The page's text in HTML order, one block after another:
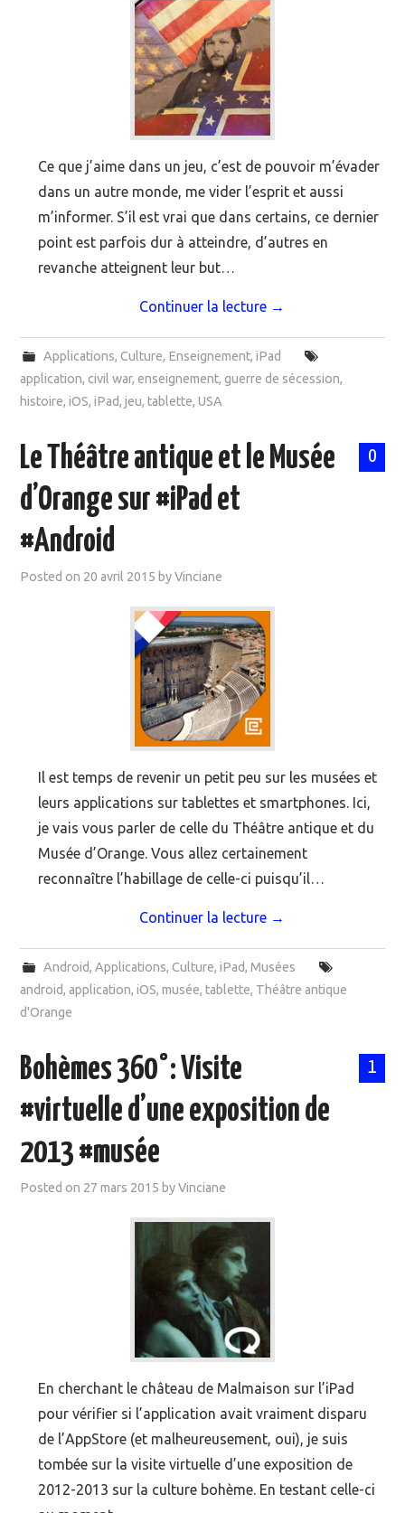
Ce que j’aime dans un jeu, c’est de pouvoir m’évader
dans un autre monde, me vider l’esprit et aussi
m’informer. S’il est vrai que dans certains, ce dernier
point est parfois dur à atteindre, d’autres en
revanche atteignent leur but…
Continuer la lecture →
Applications, Culture, Enseignement, iPad
application, civil war,enseignement,guerre de sécession,
histoire,iOS,iPad,jeu, tablette,USA
0
Le Théâtre antique et le Musée
d’Orange sur #iPad et
#Android
Posted on 20 avril 2015 byVinciane
Il est temps de revenir un petit peu sur les musées et
leurs applications sur tablettes et smartphones. Ici,
je vais vous parler de celle du Théâtre antique et du
Musée d’Orange. Vous allez certainement
reconnaître l’habillage de celle-ci puisqu’il…
Continuer la lecture →
Android, Applications, Culture, iPad, Musées
android,application,iOS,musée, tablette, Théâtre antique
d'Orange
1
Bohèmes 360°: Visite
#virtuelle d’une exposition de
2013 #musée
Posted on 27 mars 2015 byVinciane
En cherchant le château de Malmaison sur l’iPad
pour vérifier si l’application avait vraiment disparu
de l’AppStore (et malheureusement, oui), je suis
tombée sur la visite virtuelle d’une exposition de
2012-2013 sur la culture bohème. En testant celle-ci